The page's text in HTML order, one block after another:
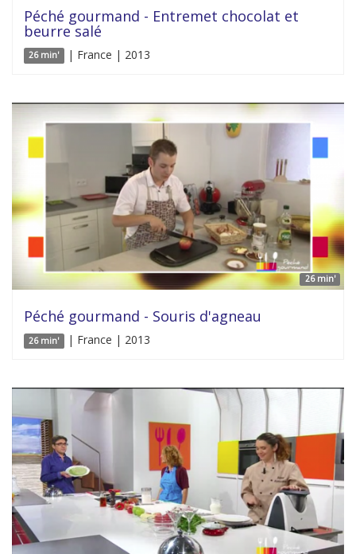
Péché gourmand - Entremet chocolat et
beurre salé
26 min' | France | 2013
26 min'
Péché gourmand - Souris d'agneau
26 min' | France | 2013